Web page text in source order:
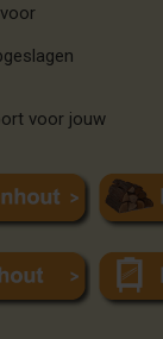
voor jouw